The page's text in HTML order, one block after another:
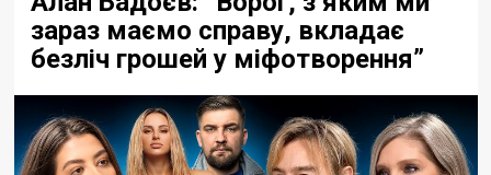
зараз маємо справу, вкладає
безліч грошей у міфотворення”